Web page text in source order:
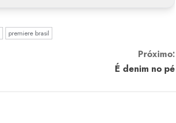
premiere brasil
Próximo:
É denim no pé